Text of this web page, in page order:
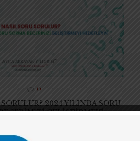
0
2024 YILINDA SORU
GELİŞTİRMEYİ
mesleki rehberlik ve yönlendirme